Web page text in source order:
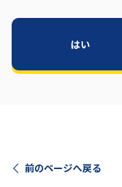
はい
前のページへ戻る